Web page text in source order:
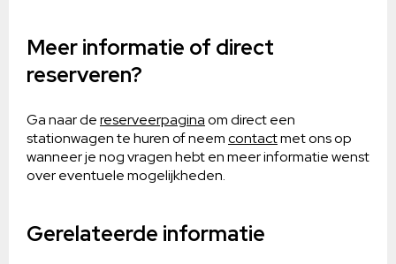
Meer informatie of direct
reserveren?
Ga naar dereserveerpaginaom direct een
stationwagen te huren of neemcontactmet ons op
wanneer je nog vragen hebt en meer informatie wenst
over eventuele mogelijkheden.
Gerelateerde informatie